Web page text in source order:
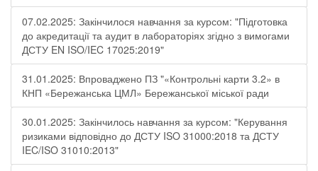
07.02.2025: Закінчилося навчання за курсом: "Підготовка
до акредитації та аудит в лабораторіях згідно з вимогами
ДСТУ EN ISO/IEC 17025:2019"
31.01.2025: Впроваджено ПЗ "«Контрольні карти 3.2» в
КНП «Бережанська ЦМЛ» Бережанської міської ради
30.01.2025: Закінчилось навчання за курсом: "Керування
ризиками відповідно до ДСТУ ISO 31000:2018 та ДСТУ
IEC/ISO 31010:2013"